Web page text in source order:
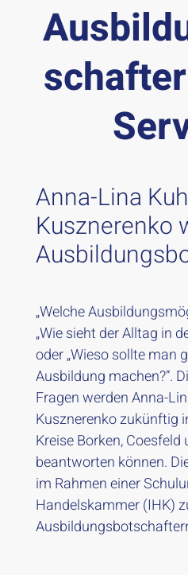
Anna-Lina
Kusznerenko
„Welche
„Wie sieht der Alltag in
oder „Wieso sollte man
Ausbildung machen?“.
Fragen werden Anna-
Kusznerenko zukünftig
Kreise Borken, Coesfeld
beantworten können.
im Rahmen einer
Handelskammer (IHK)